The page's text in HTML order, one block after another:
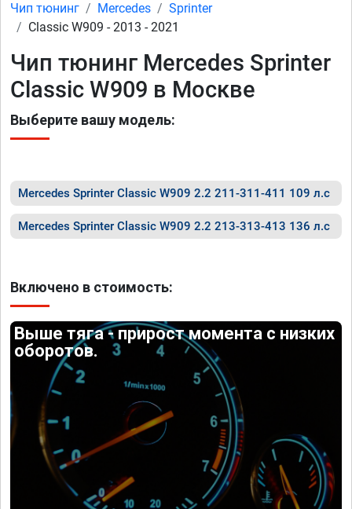
Чип тюнинг Mercedes
Sprinter
Classic W909 - 2013 - 2021
Чип тюнинг Mercedes Sprinter
Classic W909 в Москве
Выберите вашу модель:
Mercedes Sprinter Classic W909 2.2 211-311-411 109 л.с
Mercedes Sprinter Classic W909 2.2 213-313-413 136 л.с
Включено в стоимость:
Выше тяга - прирост момента с низких
оборотов.